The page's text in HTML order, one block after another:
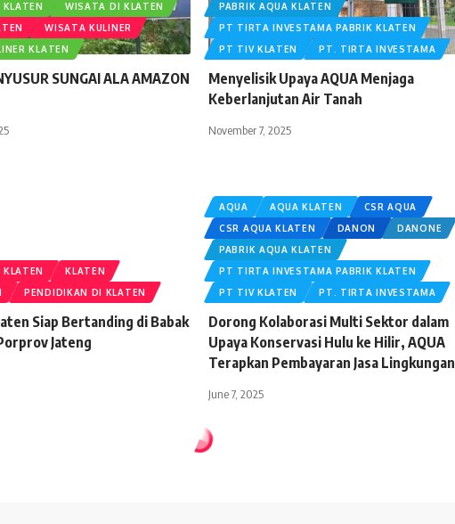
WISATA DI KLATEN
WISATA KULINER
KLATEN
SUNGAI ALA AMAZON
PABRIK AQUA KLATEN
PT TIRTA INVESTAMA PABRIK KLATEN
PT TIV KLATEN
PT. TIRTA INVESTAMA
Menyelisik Upaya AQUA Menjaga
Keberlanjutan Air Tanah
November 7, 2025
KLATEN
KLATEN
PENDIDIKAN DI KLATEN
Siap Bertanding di Babak
Jateng
AQUA AQUA KLATEN
CSR AQUA
CSR AQUA KLATEN
DANON
DANONE
PABRIK AQUA KLATEN
PT TIRTA INVESTAMA PABRIK KLATEN
PT TIV KLATEN
PT. TIRTA INVESTAMA
Dorong Kolaborasi Multi Sektor dalam
Upaya Konservasi Hulu ke Hilir, AQUA
Terapkan Pembayaran Jasa Lingkungan
June 7, 2025